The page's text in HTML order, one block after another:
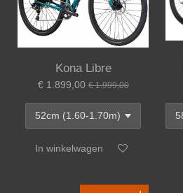
Kona Libre
€ 1.899,00 € 1.999,00
In winkelwagen